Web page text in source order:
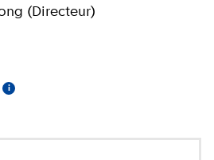
(Directeur)
Meer informatie
i